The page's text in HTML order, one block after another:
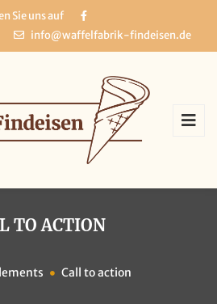
Sie uns auf
info@waffelfabrik-findeisen.de
TO ACTION
Call to action